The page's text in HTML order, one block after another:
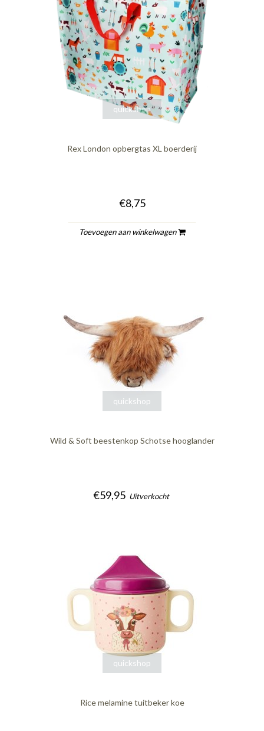
quickshop
Rex London opbergtas XL boerderij
€8,75
Toevoegen aan winkelwagen
quickshop
Wild & Soft beestenkop Schotse hooglander
€59,95 Uitverkocht
quickshop
Rice melamine tuitbeker koe